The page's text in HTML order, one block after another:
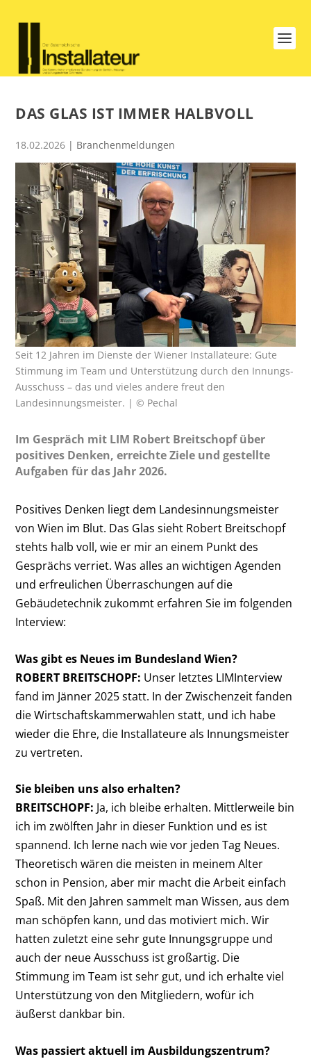
DAS GLAS IST IMMER HALBVOLL
18.02.2026 | Branchenmeldungen
Seit 12 Jahren im Dienste der Wiener Installateure: Gute
Stimmung im Team und Unterstützung durch den Innungs-
Ausschuss – das und vieles andere freut den
Landesinnungsmeister. | © Pechal
Im Gespräch mit LIM Robert Breitschopf über
positives Denken, erreichte Ziele und gestellte
Aufgaben für das Jahr 2026.
Positives Denken liegt dem Landesinnungsmeister
von Wien im Blut. Das Glas sieht Robert Breitschopf
stehts halb voll, wie er mir an einem Punkt des
Gesprächs verriet. Was alles an wichtigen Agenden
und erfreulichen Überraschungen auf die
Gebäudetechnik zukommt erfahren Sie im folgenden
Interview:
Was gibt es Neues im Bundesland Wien?
ROBERT BREITSCHOPF: Unser letztes LIMInterview
fand im Jänner 2025 statt. In der Zwischenzeit fanden
die Wirtschaftskammerwahlen statt, und ich habe
wieder die Ehre, die Installateure als Innungsmeister
zu vertreten.
Sie bleiben uns also erhalten?
BREITSCHOPF: Ja, ich bleibe erhalten. Mittlerweile bin
ich im zwölften Jahr in dieser Funktion und es ist
spannend. Ich lerne nach wie vor jeden Tag Neues.
Theoretisch wären die meisten in meinem Alter
schon in Pension, aber mir macht die Arbeit einfach
Spaß. Mit den Jahren sammelt man Wissen, aus dem
man schöpfen kann, und das motiviert mich. Wir
hatten zuletzt eine sehr gute Innungsgruppe und
auch der neue Ausschuss ist großartig. Die
Stimmung im Team ist sehr gut, und ich erhalte viel
Unterstützung von den Mitgliedern, wofür ich
äußerst dankbar bin.
Was passiert aktuell im Ausbildungszentrum?